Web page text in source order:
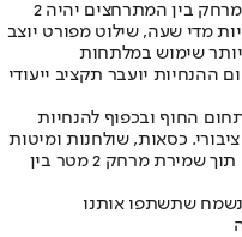
המקומיות ליישומן. בין השאר, נקבע כי המרחק בין המתרחצים יהיה 2
מדי שעה, שילוט מפורט יוצב
שימוש במלתחות
ההנחיות יועבר תקציב ייעודי
החוף ובכפוף להנחיות
כסאות, שולחנות ומיטות
שיזוף, ניתן להציב בתוך כל מקבץ נופשים תוך שמירת מרחק 2 מטר בין
שתשתפו אותנו